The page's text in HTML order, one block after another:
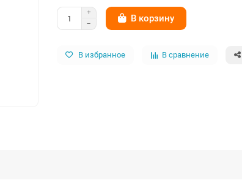
В корзину
В избранное В сравнение